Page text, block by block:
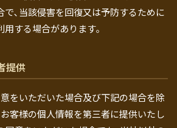
で､当該侵害を回復又は予防するために
用する場合があります｡
提供
をいただいた場合及び下記の場合を除
客様の個人情報を第三者に提供いたし